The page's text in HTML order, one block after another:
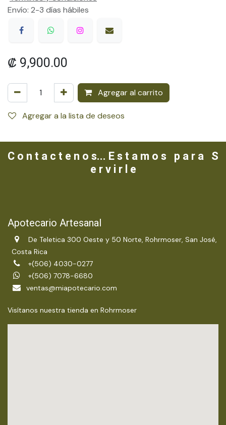
₡ 9,900.00
Agregar al carrito
Agregar a la lista de deseos
Envío: 2-3 días hábiles
C o n t a c t e n o s... E s t a m o s p a r a S
e r v i r l e
Apotecario Artesanal
De Teletica 300 Oeste y 50 Norte, Rohrmoser, San José,
Costa Rica
+(506) 4030-0277
+(506) 7078-6680
ventas@miapotecario.com
Visítanos nuestra tienda en Rohrmoser